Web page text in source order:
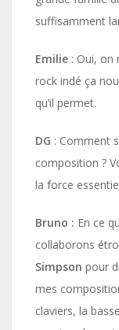
suffisamment
Emilie : Oui, on
rock indé ça
qu’il permet.
DG : Comment
composition ?
la force
Bruno : En ce
collaborons
Simpson pour
mes
claviers, la